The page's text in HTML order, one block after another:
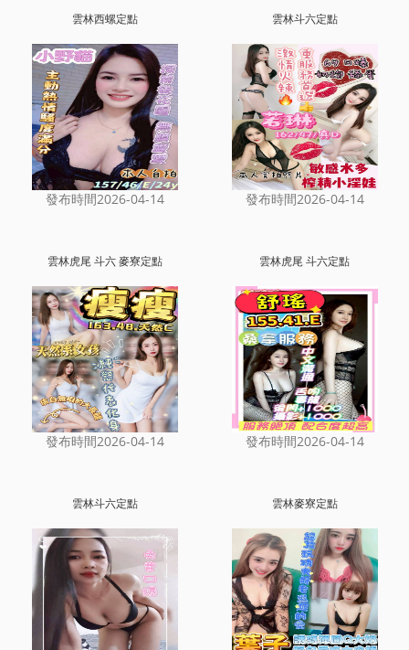
雲林西螺定點
發布時間2026-04-14
雲林斗六定點
發布時間2026-04-14
雲林虎尾 斗六 麥寮定點
發布時間2026-04-14
雲林虎尾 斗六定點
發布時間2026-04-14
雲林斗六定點 雲林麥寮定點